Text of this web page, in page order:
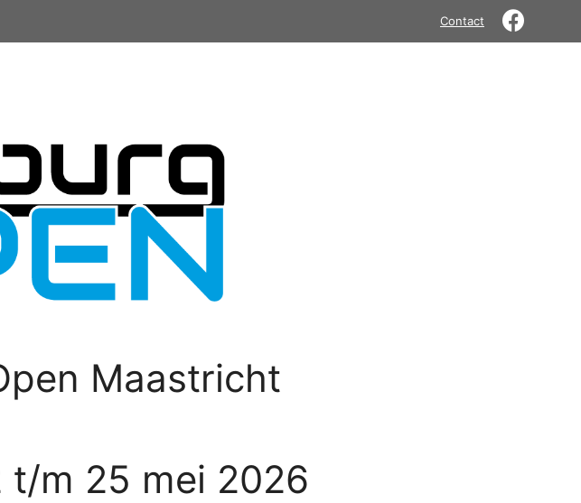
Contact
Maastricht
t/m 25 mei 2026